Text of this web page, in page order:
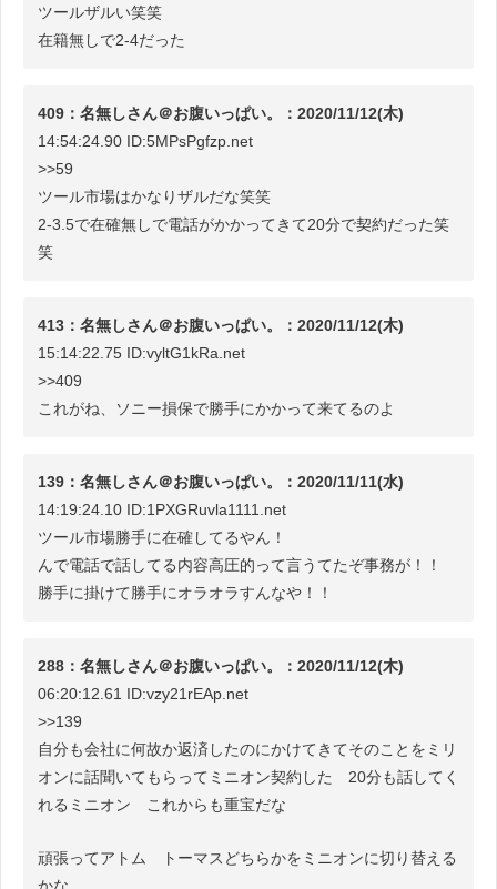
ツールザルい笑笑
在籍無しで2-4だった
409：名無しさん＠お腹いっぱい。：2020/11/12(木)
14:54:24.90 ID:5MPsPgfzp.net
>>59
ツール市場はかなりザルだな笑笑
2-3.5で在確無しで電話がかかってきて20分で契約だった笑
笑
413：名無しさん＠お腹いっぱい。：2020/11/12(木)
15:14:22.75 ID:vyltG1kRa.net
>>409
これがね、ソニー損保で勝手にかかって来てるのよ
139：名無しさん＠お腹いっぱい。：2020/11/11(水)
14:19:24.10 ID:1PXGRuvla1111.net
ツール市場勝手に在確してるやん！
んで電話で話してる内容高圧的って言うてたぞ事務が！！
勝手に掛けて勝手にオラオラすんなや！！
288：名無しさん＠お腹いっぱい。：2020/11/12(木)
06:20:12.61 ID:vzy21rEAp.net
>>139
自分も会社に何故か返済したのにかけてきてそのことをミリ
オンに話聞いてもらってミニオン契約した 20分も話してく
れるミニオン これからも重宝だな
頑張ってアトム トーマスどちらかをミニオンに切り替える